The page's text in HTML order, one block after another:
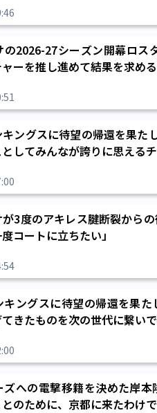
2026-27シーズン開幕ロス
ーを推し進めて結果を求め
ングスに待望の帰還を果た
してみんなが誇りに思える
3度のアキレス腱断裂から
コートに立ちたい」
ングスに待望の帰還を果
きたものを次の世代に繋い
ズへの電撃移籍を決めた岸
のために、京都に来たわけで